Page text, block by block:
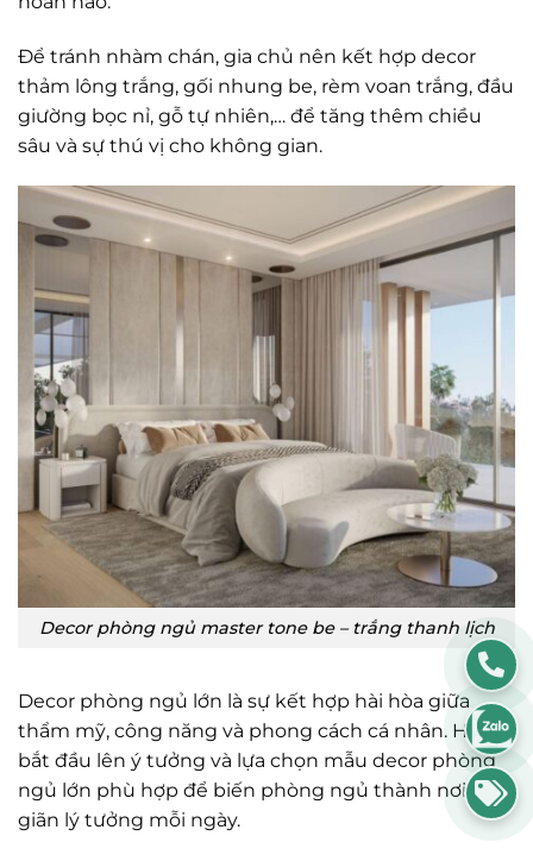
Để tránh nhàm chán, gia chủ nên kết hợp decor
thảm lông trắng, gối nhung be, rèm voan trắng, đầu
giường bọc nỉ, gỗ tự nhiên,… để tăng thêm chiều
sâu và sự thú vị cho không gian.
Decor phòng ngủ master tone be – trắng thanh lịch
Decor phòng ngủ lớn là sự kết hợp hài hòa giữa
thẩm mỹ, công năng và phong cách cá nhân. Hãy
bắt đầu lên ý tưởng và lựa chọn mẫu decor phòng
ngủ lớn phù hợp để biến phòng ngủ thành nơi thư
giãn lý tưởng mỗi ngày.